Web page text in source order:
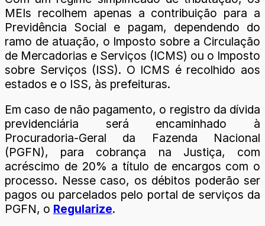
MEIs recolhem apenas a contribuição para a
Previdência Social e pagam, dependendo do
ramo de atuação, o Imposto sobre a Circulação
de Mercadorias e Serviços (ICMS) ou o Imposto
sobre Serviços (ISS). O ICMS é recolhido aos
estados e o ISS, às prefeituras.
Em caso de não pagamento, o registro da dívida
previdenciária será encaminhado à
Procuradoria-Geral da Fazenda Nacional
(PGFN), para cobrança na Justiça, com
acréscimo de 20% a título de encargos com o
processo. Nesse caso, os débitos poderão ser
pagos ou parcelados pelo portal de serviços da
PGFN, o Regularize.